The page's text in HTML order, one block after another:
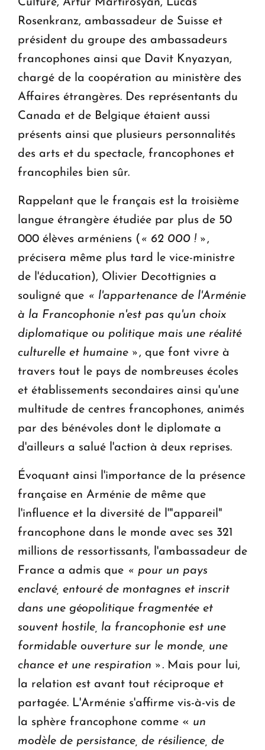
Rosenkranz, ambassadeur de Suisse et
président du groupe des ambassadeurs
francophones ainsi que Davit Knyazyan,
chargé de la coopération au ministère des
Affaires étrangères. Des représentants du
Canada et de Belgique étaient aussi
présents ainsi que plusieurs personnalités
des arts et du spectacle, francophones et
francophiles bien sûr.
Rappelant que le français est la troisième
langue étrangère étudiée par plus de 50
000 élèves arméniens ( « 62 000 ! » ,
précisera même plus tard le vice-ministre
de l'éducation), Olivier Decottignies a
souligné que « l'appartenance de l'Arménie
à la Francophonie n'est pas qu'un choix
diplomatique ou politique mais une réalité
culturelle et humaine » , que font vivre à
travers tout le pays de nombreuses écoles
et établissements secondaires ainsi qu'une
multitude de centres francophones, animés
par des bénévoles dont le diplomate a
d'ailleurs a salué l'action à deux reprises.
Évoquant ainsi l'importance de la présence
française en Arménie de même que
l'influence et la diversité de l'"appareil"
francophone dans le monde avec ses 321
millions de ressortissants, l'ambassadeur de
France a admis que « pour un pays
enclavé, entouré de montagnes et inscrit
dans une géopolitique fragmentée et
souvent hostile, la francophonie est une
formidable ouverture sur le monde, une
chance et une respiration ». Mais pour lui,
la relation est avant tout réciproque et
partagée. L'Arménie s'affirme vis-à-vis de
la sphère francophone comme « un
modèle de persistance, de résilience, de